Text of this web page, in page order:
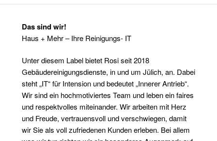
Das sind wir!
Haus + Mehr – Ihre Reinigungs- IT
Unter diesem Label bietet Rosi seit 2018
Gebäudereinigungsdienste, in und um Jülich, an. Dabei
steht „IT“ für Intension und bedeutet „Innerer Antrieb“.
Wir sind ein hochmotiviertes Team und leben ein faires
und respektvolles miteinander. Wir arbeiten mit Herz
und Freude, vertrauensvoll und verschwiegen, damit
wir Sie als voll zufriedenen Kunden erleben. Bei allem